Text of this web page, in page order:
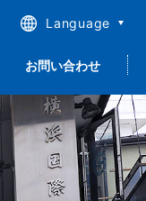
Language
繁體中文
简体中文
お問い合わせ